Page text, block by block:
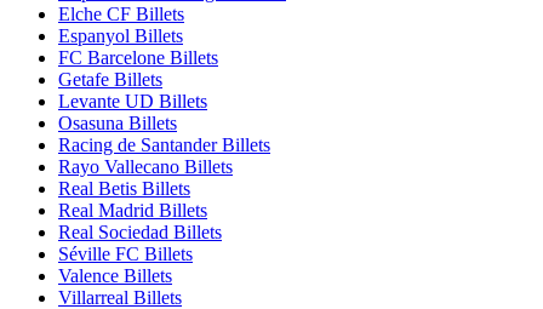
Elche CF Billets
Espanyol Billets
FC Barcelone Billets
Getafe Billets
Levante UD Billets
Osasuna Billets
Racing de Santander Billets
Rayo Vallecano Billets
Real Betis Billets
Real Madrid Billets
Real Sociedad Billets
Séville FC Billets
Valence Billets
Villarreal Billets